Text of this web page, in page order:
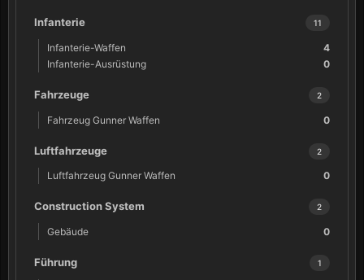
11
Infanterie
4
Infanterie-Waffen
0
Infanterie-Ausrüstung
2
Fahrzeuge
0
Fahrzeug Gunner Waffen
2
Luftfahrzeuge
0
Luftfahrzeug Gunner Waffen
2
Construction System
0
Gebäude
1
Führung